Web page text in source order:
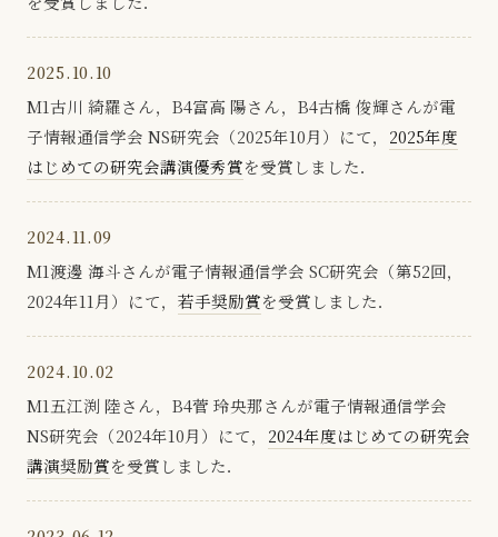
2025.10.10
M1古川 綺羅さん，B4富高 陽さん，B4古橋 俊輝さんが電
子情報通信学会 NS研究会（2025年10月）にて， 2025年度
はじめての研究会講演優秀賞を受賞しました．
2024.11.09
M1渡邊 海斗さんが電子情報通信学会 SC研究会（第52回，
2024年11月）にて， 若手奨励賞を受賞しました．
2024.10.02
M1五江渕 陸さん，B4菅 玲央那さんが電子情報通信学会
NS研究会（2024年10月）にて， 2024年度はじめての研究会
講演奨励賞を受賞しました．